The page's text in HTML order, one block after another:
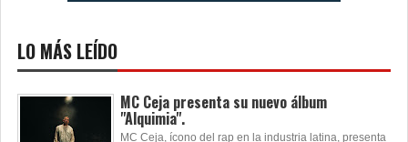
LO MÁS LEÍDO
MC Ceja presenta su nuevo álbum
"Alquimia".
MC Ceja, ícono del rap en la industria latina, presenta